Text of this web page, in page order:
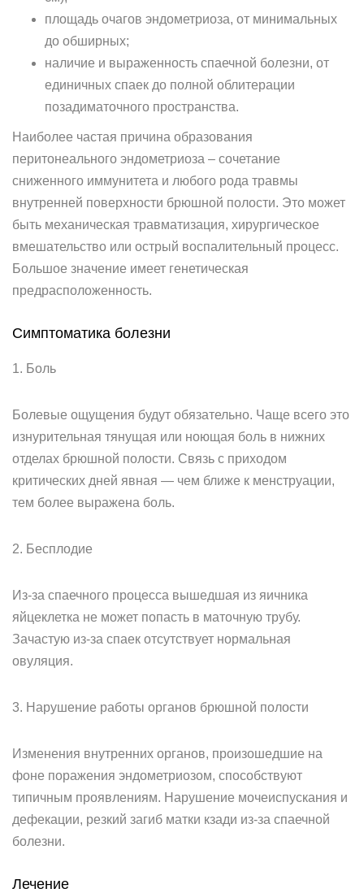
площадь очагов эндометриоза, от минимальных
до обширных;
наличие и выраженность спаечной болезни, от
единичных спаек до полной облитерации
позадиматочного пространства.
Наиболее частая причина образования
перитонеального эндометриоза – сочетание
сниженного иммунитета и любого рода травмы
внутренней поверхности брюшной полости. Это может
быть механическая травматизация, хирургическое
вмешательство или острый воспалительный процесс.
Большое значение имеет генетическая
предрасположенность.
Симптоматика болезни
1. Боль
Болевые ощущения будут обязательно. Чаще всего это
изнурительная тянущая или ноющая боль в нижних
отделах брюшной полости. Связь с приходом
критических дней явная — чем ближе к менструации,
тем более выражена боль.
2. Бесплодие
Из-за спаечного процесса вышедшая из яичника
яйцеклетка не может попасть в маточную трубу.
Зачастую из-за спаек отсутствует нормальная
овуляция.
3. Нарушение работы органов брюшной полости
Изменения внутренних органов, произошедшие на
фоне поражения эндометриозом, способствуют
типичным проявлениям. Нарушение мочеиспускания и
дефекации, резкий загиб матки кзади из-за спаечной
болезни.
Лечение